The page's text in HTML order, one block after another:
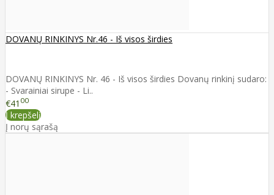
DOVANŲ RINKINYS Nr.46 - Iš visos širdies
DOVANŲ RINKINYS Nr. 46 - Iš visos širdies Dovanų rinkinį sudaro:
- Svarainiai sirupe - Li..
€41 00
Į krepšelį
Į norų sąrašą